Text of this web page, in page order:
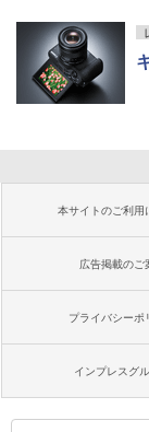
本サイトのご利用
広告掲載のご
プライバシーポ
インプレスグ